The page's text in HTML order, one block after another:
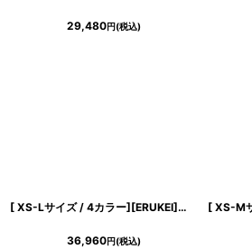
29,480円(税込)
[ XS-Lサイズ / 4カラー][ERUKEI]ベア・ジャガード・ゴールド・シルバー・ネイビー・ジャガード・花柄・Aライン・スピンドル・ロングドレス[山崎みどり着用][送料無料]mygl
36,960円(税込)